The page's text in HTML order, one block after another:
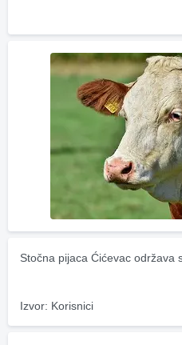
Stočna pijaca Ćićevac održava
Izvor: Korisnici